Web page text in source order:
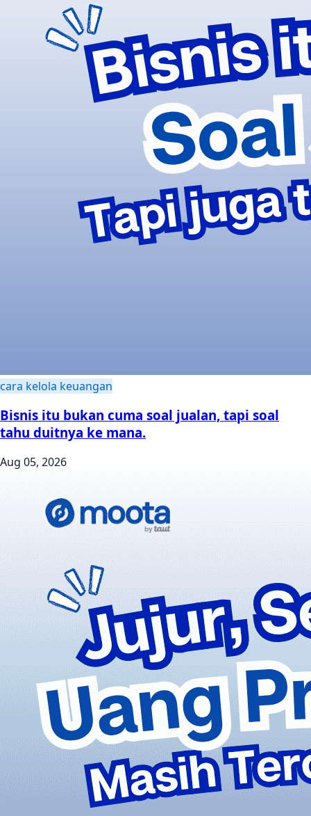
cara kelola keuangan
Bisnis itu bukan cuma soal jualan, tapi soal
tahu duitnya ke mana.
Aug 05, 2026